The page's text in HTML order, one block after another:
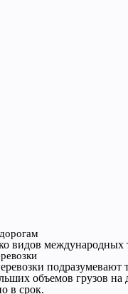
видов международных
объемов грузов
в срок.